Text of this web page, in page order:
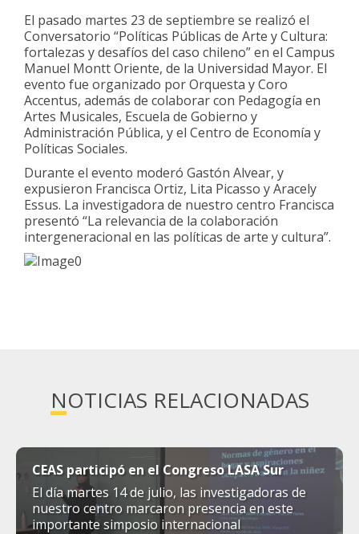
El pasado martes 23 de septiembre se realizó el
Conversatorio “Políticas Públicas de Arte y Cultura:
fortalezas y desafíos del caso chileno” en el Campus
Manuel Montt Oriente, de la Universidad Mayor. El
evento fue organizado por Orquesta y Coro
Accentus, además de colaborar con Pedagogía en
Artes Musicales, Escuela de Gobierno y
Administración Pública, y el Centro de Economía y
Políticas Sociales.
Durante el evento moderó Gastón Alvear, y
expusieron Francisca Ortiz, Lita Picasso y Aracely
Essus. La investigadora de nuestro centro Francisca
presentó “La relevancia de la colaboración
intergeneracional en las políticas de arte y cultura”.
NOTICIAS RELACIONADAS
CEAS participó en el Congreso LASA Sur
El día martes 14 de julio, las investigadoras de
nuestro centro marcaron presencia en este
importante simposio internacional